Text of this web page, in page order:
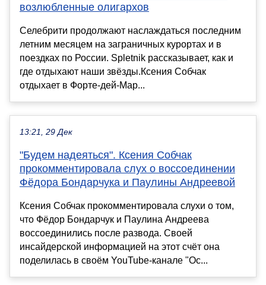
возлюбленные олигархов
Селебрити продолжают наслаждаться последним
летним месяцем на заграничных курортах и в
поездках по России. Spletnik рассказывает, как и
где отдыхают наши звёзды.Ксения Собчак
отдыхает в Форте-дей-Мар...
13:21, 29 Дек
"Будем надеяться". Ксения Собчак
прокомментировала слух о воссоединении
Фёдора Бондарчука и Паулины Андреевой
Ксения Собчак прокомментировала слухи о том,
что Фёдор Бондарчук и Паулина Андреева
воссоединились после развода. Своей
инсайдерской информацией на этот счёт она
поделилась в своём YouTube-канале "Ос...